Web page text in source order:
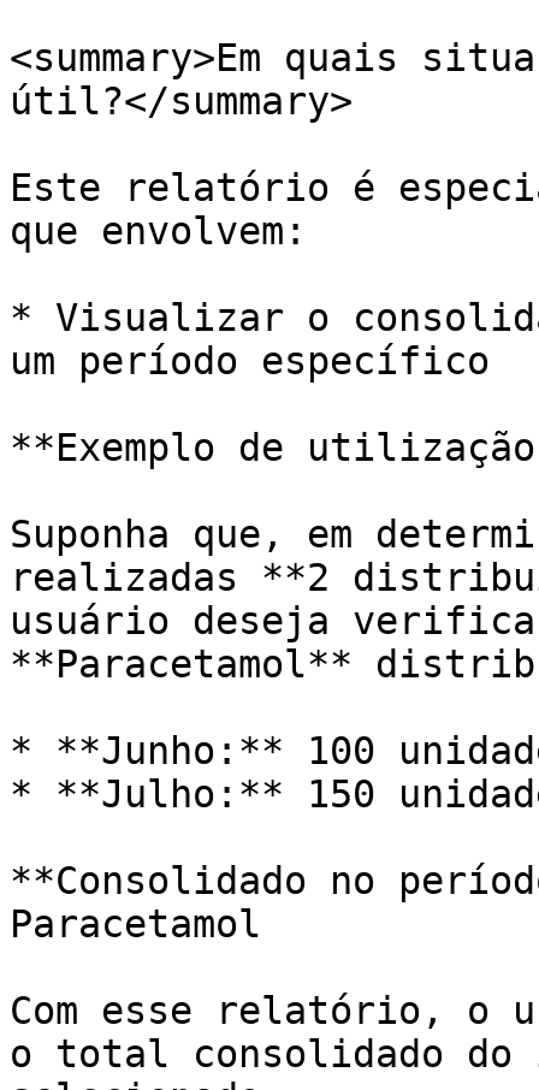
<summary>Em quais
útil?</summary>
Este relatório é
que envolvem:
* Visualizar o
um período específico
**Exemplo de
Suponha que, em
realizadas **2
usuário deseja
**Paracetamol**
* **Junho:** 100
* **Julho:** 150
**Consolidado no
Paracetamol
Com esse relatório, o
o total consolidado do